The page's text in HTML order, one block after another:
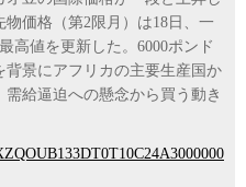
価格（第2限月）は18日、一
高値を更新した。6000ポンド
景にアフリカの主要生産国か
給逼迫への懸念から買う動き